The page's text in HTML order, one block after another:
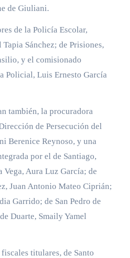
de Giuliani.
de la Policía Escolar,
Sánchez; de Prisiones,
y el comisionado
Policial, Luis Ernesto García
también, la procuradora
de Persecución del
Berenice Reynoso, y una
por el de Santiago,
Aura Luz García; de
Juan Antonio Mateo Ciprián;
Garrido; de San Pedro de
Duarte, Smaily Yamel
titulares, de Santo